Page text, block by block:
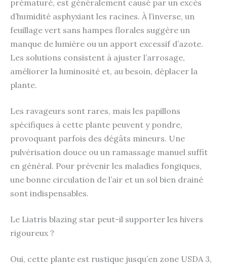
prématuré, est généralement causé par un excès
d’humidité asphyxiant les racines. À l’inverse, un
feuillage vert sans hampes florales suggère un
manque de lumière ou un apport excessif d’azote.
Les solutions consistent à ajuster l’arrosage,
améliorer la luminosité et, au besoin, déplacer la
plante.
Les ravageurs sont rares, mais les papillons
spécifiques à cette plante peuvent y pondre,
provoquant parfois des dégâts mineurs. Une
pulvérisation douce ou un ramassage manuel suffit
en général. Pour prévenir les maladies fongiques,
une bonne circulation de l’air et un sol bien drainé
sont indispensables.
Le Liatris blazing star peut-il supporter les hivers
rigoureux ?
Oui, cette plante est rustique jusqu’en zone USDA 3,